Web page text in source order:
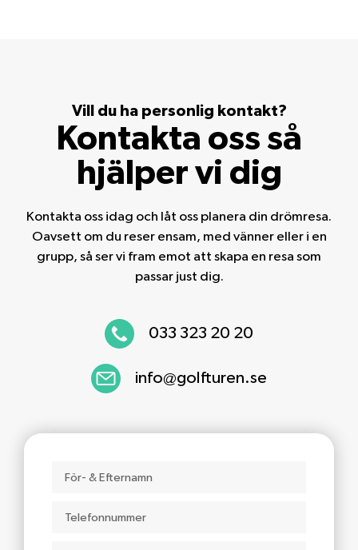
Vill du ha personlig kontakt?
Kontakta oss så
hjälper vi dig
Kontakta oss idag och låt oss planera din drömresa.
Oavsett om du reser ensam, med vänner eller i en
grupp, så ser vi fram emot att skapa en resa som
passar just dig.
033 323 20 20
info@golfturen.se